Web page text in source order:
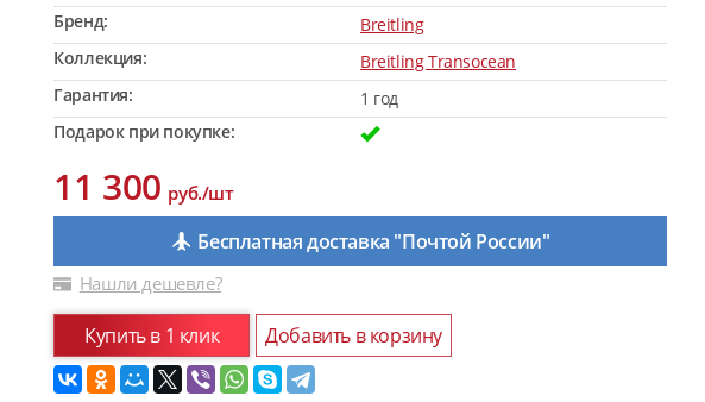
Бренд:
Breitling
Коллекция:
Breitling Transocean
Гарантия:
1 год
Подарок при покупке:
11 300руб./шт
Бесплатная доставка "Почтой России"
Нашли дешевле?
Купить в 1 клик Добавить в корзину